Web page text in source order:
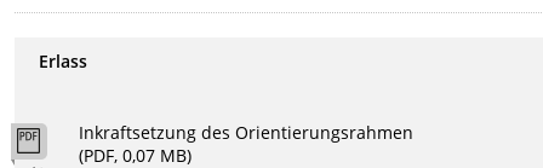
Erlass
Inkraftsetzung des Orientierungsrahmen
(PDF, 0,07 MB)